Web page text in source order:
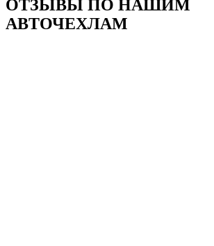
ОТЗЫВЫ ПО НАШИМ
АВТОЧЕХЛАМ